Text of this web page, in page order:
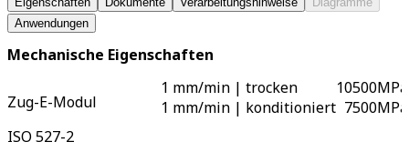
Anwendungen
Mechanische Eigenschaften
Zug-E-Modul
ISO 527-2
1 mm/min | trocken
1 mm/min | konditioniert
10500MPa
7500MPa